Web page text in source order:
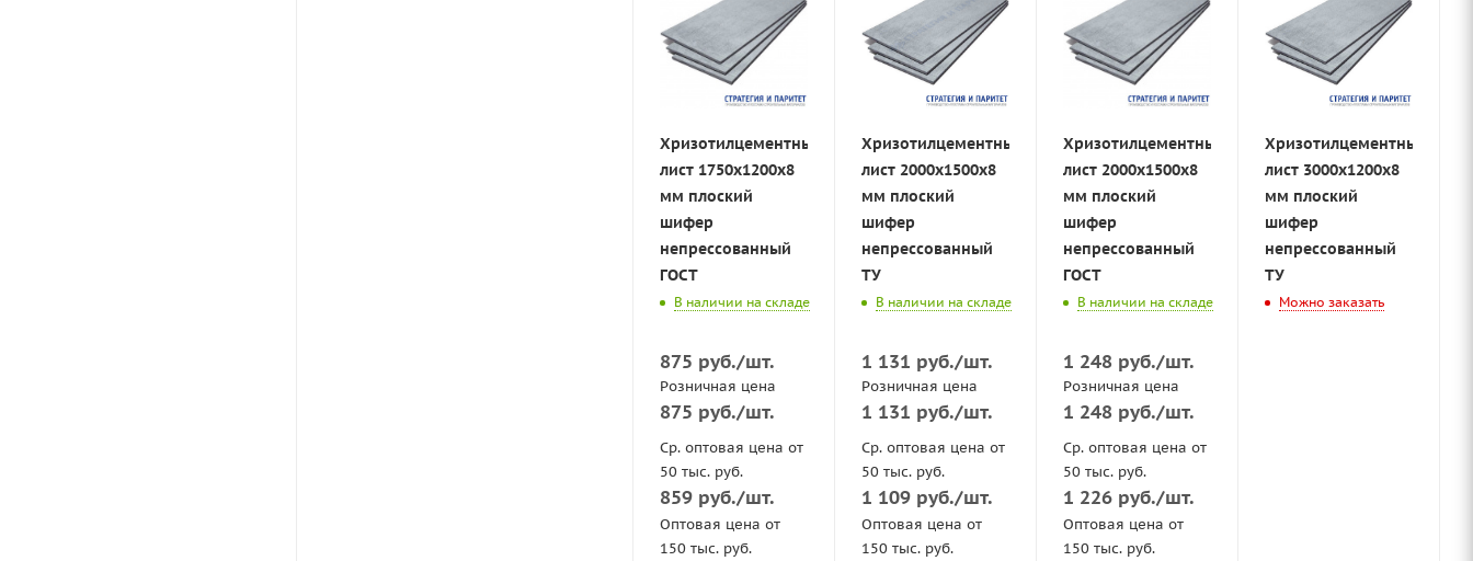
Хризотилцементный
лист 1750х1200х8
мм плоский
шифер
непрессованный
ГОСТ
В наличии на складе
875 руб./шт.
Розничная цена
875 руб./шт.
Ср. оптовая цена от
50 тыс. руб.
859 руб./шт.
Оптовая цена от
150 тыс. руб.
Хризотилцементный
лист 2000x1500х8
мм плоский
шифер
непрессованный
ТУ
В наличии на складе
1 131 руб./шт.
Розничная цена
1 131 руб./шт.
Ср. оптовая цена от
50 тыс. руб.
1 109 руб./шт.
Оптовая цена от
150 тыс. руб.
Хризотилцементный
лист 2000х1500х8
мм плоский
шифер
непрессованный
ГОСТ
В наличии на складе
1 248 руб./шт.
Розничная цена
1 248 руб./шт.
Ср. оптовая цена от
50 тыс. руб.
1 226 руб./шт.
Оптовая цена от
150 тыс. руб.
Хризотилцементный
лист 3000х1200х8
мм плоский
шифер
непрессованный
ТУ
Можно заказать